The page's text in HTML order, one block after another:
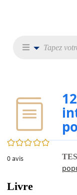
0/5
0avis
Livre